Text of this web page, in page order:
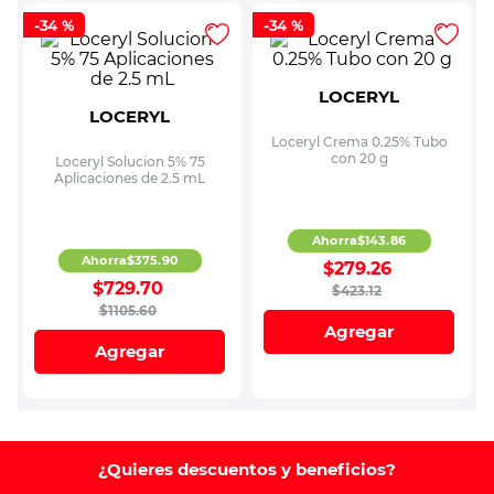
-34 %
LOCERYL
Loceryl Solucion 5% 75
Aplicaciones de 2.5 mL
$1105.60
$729.70
Ahorra$375.90
Agregar
-34 %
LOCERYL
Loceryl Crema 0.25% Tubo
con 20 g
$423.12
$279.26
Ahorra$143.86
Agregar
¿Quieres descuentos y beneficios?